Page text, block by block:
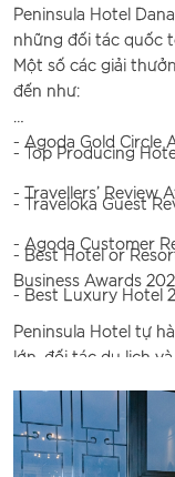
Peninsula Hotel
những đối tác quốc
Một số các giải
đến như:
- Agoda Gold Circle
- Travellers’ Review
- Agoda Customer
- Best Luxury Hotel
- Top Producing
- Traveloka Guest
- Best Hotel or
Business Awards
Peninsula Hotel tự
lớn, đối tác du lịch
Đồng thời, chúng
lượt khách trong và
Peninsula làm điểm